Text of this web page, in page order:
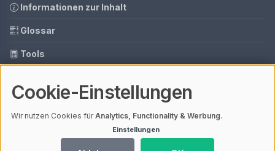
Informationen zur Inhalt
Glossar
Tools
Media Daten
Cookie-Einstellungen
Wir nutzen Cookies fürAnalytics, Functionality & Werbung.
Einstellungen